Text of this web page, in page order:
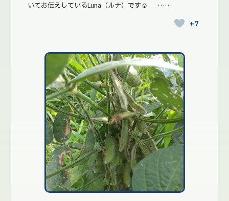
いてお伝えしているLuna（ルナ）です☺︎ ……
+7